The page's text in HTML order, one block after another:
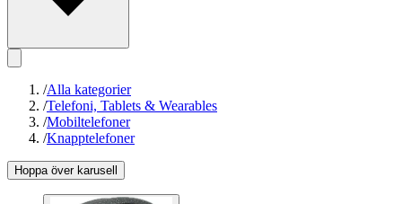
/Alla kategorier
/Telefoni, Tablets & Wearables
/Mobiltelefoner
/Knapptelefoner
Hoppa över karusell